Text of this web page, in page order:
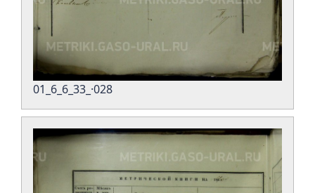
01_6_6_33_·028